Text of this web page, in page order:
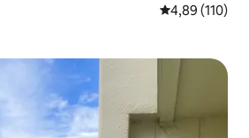
4,89 av 5 i
4,89 (110)